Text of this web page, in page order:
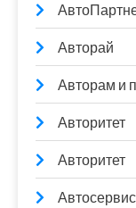
Авторай
Авторам и
Авторитет
Авторитет
Автосервис